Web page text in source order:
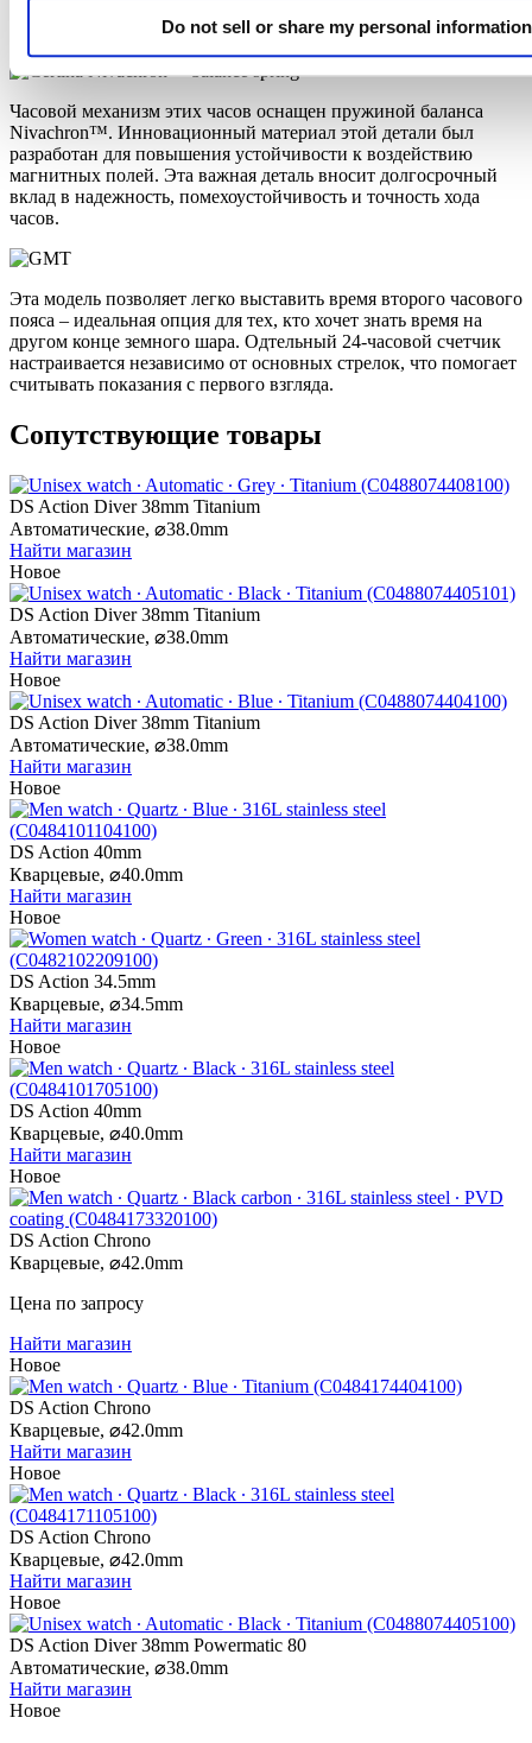
Do not sell or share my personal information
Часовой механизм этих часов оснащен пружиной баланса
Nivachron™. Инновационный материал этой детали был
разработан для повышения устойчивости к воздействию
магнитных полей. Эта важная деталь вносит долгосрочный
вклад в надежность, помехоустойчивость и точность хода
часов.
Эта модель позволяет легко выставить время второго часового
пояса – идеальная опция для тех, кто хочет знать время на
другом конце земного шара. Одтельный 24-часовой счетчик
настраивается независимо от основных стрелок, что помогает
считывать показания с первого взгляда.
Сопутствующие товары
DS Action Diver 38mm Titanium
Автоматические, ⌀38.0mm
Найти магазин
Новое
DS Action Diver 38mm Titanium
Автоматические, ⌀38.0mm
Найти магазин
Новое
DS Action Diver 38mm Titanium
Автоматические, ⌀38.0mm
Найти магазин
Новое
DS Action 40mm
Кварцевые, ⌀40.0mm
Найти магазин
Новое
DS Action 34.5mm
Кварцевые, ⌀34.5mm
Найти магазин
Новое
DS Action 40mm
Кварцевые, ⌀40.0mm
Найти магазин
Новое
DS Action Chrono
Кварцевые, ⌀42.0mm
Цена по запросу
Найти магазин
Новое
DS Action Chrono
Кварцевые, ⌀42.0mm
Найти магазин
Новое
DS Action Chrono
Кварцевые, ⌀42.0mm
Найти магазин
Новое
DS Action Diver 38mm Powermatic 80
Автоматические, ⌀38.0mm
Найти магазин
Новое